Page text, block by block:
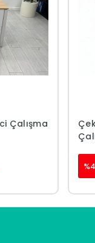
Çalışma